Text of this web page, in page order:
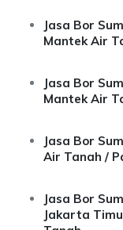
Jasa Bor
Mantek Air
Jasa Bor
Mantek Air
Jasa Bor
Air Tanah /
Jasa Bor
Jakarta